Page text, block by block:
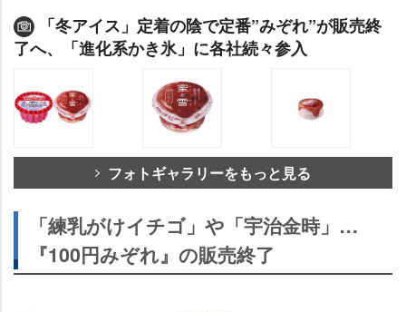
「冬アイス」定着の陰で定番”みぞれ”が販売終
了へ、「進化系かき氷」に各社続々参入
フォトギャラリーをもっと見る
「練乳がけイチゴ」や「宇治金時」…
『100円みぞれ』の販売終了